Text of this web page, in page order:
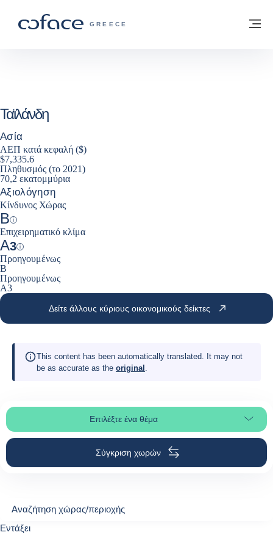
COFACE FOR TRADE - ΙΣΤΟΣΕΛΊΔΑ
GREECE
Πίσω στην Αρχική
Ταϊλάνδη
Ασία
ΑΕΠ κατά κεφαλή ($)
$7,335.6
Πληθυσμός (το 2021)
70,2 εκατομμύρια
Αξιολόγηση
Κίνδυνος Χώρας
B
Help
Επιχειρηματικό κλίμα
A3
Help
Προηγουμένως
B
Προηγουμένως
A3
Δείτε άλλους κύριους οικονομικούς δείκτες
This content has been automatically translated. It may not
be as accurate as the original .
Επιλέξτε ένα θέμαΕπιλέξτε τμήμα της σελίδας
Σύγκριση χωρών
Αναζήτηση χώρας/περιοχής
0suggestions
Αναζήτηση χώρας/περιοχής
Εντάξει